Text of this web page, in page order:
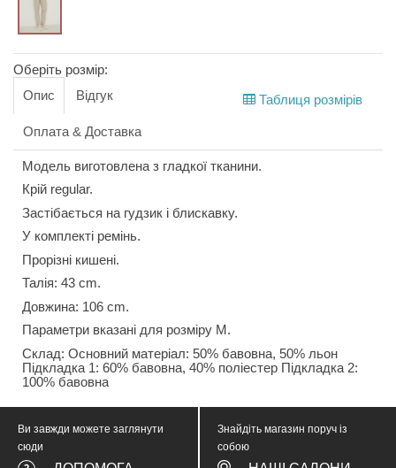
Оберіть розмір:
Таблиця розмірів
Опис Відгук
Оплата & Доставка
Модель виготовлена з гладкої тканини.
Крій regular.
Застібається на гудзик і блискавку.
У комплекті ремінь.
Прорізні кишені.
Талія: 43 cm.
Довжина: 106 cm.
Параметри вказані для розміру M.
Склад: Основний матеріал: 50% бавовна, 50% льон
Підкладка 1: 60% бавовна, 40% поліестер Підкладка 2:
100% бавовна
Ви завжди можете заглянути
сюди
Знайдіть магазин поруч із
собою